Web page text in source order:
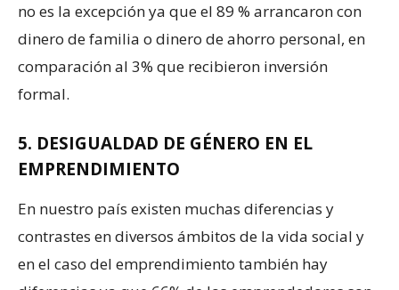
no es la excepción ya que el 89 % arrancaron con
dinero de familia o dinero de ahorro personal, en
comparación al 3% que recibieron inversión
formal.
5. DESIGUALDAD DE GÉNERO EN EL
EMPRENDIMIENTO
En nuestro país existen muchas diferencias y
contrastes en diversos ámbitos de la vida social y
en el caso del emprendimiento también hay